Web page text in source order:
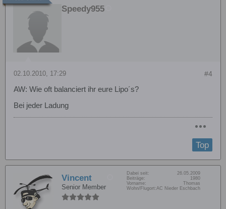
Speedy955
#4
02.10.2010, 17:29
AW: Wie oft balanciert ihr eure Lipo´s?
Bei jeder Ladung
Top
Vincent
Senior Member
Dabei seit:
26.05.2009
Beiträge:
1980
Vorname:
Thomas
Wohn/Flugort:AC Nieder Eschbach